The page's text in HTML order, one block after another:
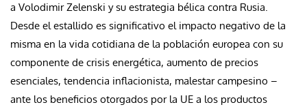
a Volodimir Zelenski y su estrategia bélica contra Rusia.
Desde el estallido es significativo el impacto negativo de la
misma en la vida cotidiana de la población europea con su
componente de crisis energética, aumento de precios
esenciales, tendencia inflacionista, malestar campesino –
ante los beneficios otorgados por la UE a los productos